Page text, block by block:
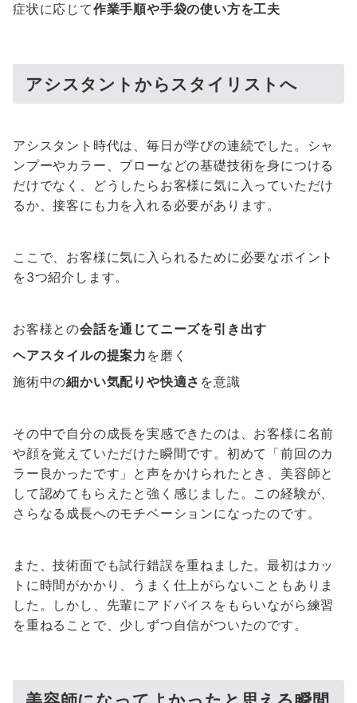
症状に応じて作業手順や手袋の使い方を工夫
アシスタントからスタイリストへ
アシスタント時代は、毎日が学びの連続でした。シャ
ンプーやカラー、ブローなどの基礎技術を身につける
だけでなく、どうしたらお客様に気に入っていただけ
るか、接客にも力を入れる必要があります。
ここで、お客様に気に入られるために必要なポイント
を3つ紹介します。
お客様との会話を通じてニーズを引き出す
ヘアスタイルの提案力 を磨く
施術中の細かい気配りや快適さ を意識
その中で自分の成長を実感できたのは、お客様に名前
や顔を覚えていただけた瞬間です。初めて「前回のカ
ラー良かったです」と声をかけられたとき、美容師と
して認めてもらえたと強く感じました。この経験が、
さらなる成長へのモチベーションになったのです。
また、技術面でも試行錯誤を重ねました。最初はカッ
トに時間がかかり、うまく仕上がらないこともありま
した。しかし、先輩にアドバイスをもらいながら練習
を重ねることで、少しずつ自信がついたのです。